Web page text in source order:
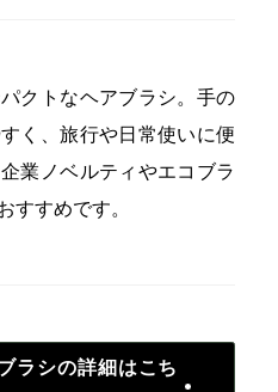
クトなヘアブラシ。手の
く、旅行や日常使いに便
業ノベルティやエコブラ
すすめです。
ラシの詳細はこち